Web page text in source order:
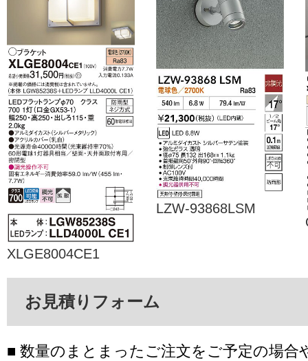
XLGE8004CE1
LZW-93868LSM
お見積りフォーム
■ 数量のまとまったご注文をご予定の場合